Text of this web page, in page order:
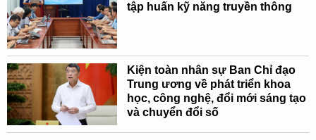
tập huấn kỹ năng truyền thông
Kiện toàn nhân sự Ban Chỉ đạo
Trung ương về phát triển khoa
học, công nghệ, đổi mới sáng tạo
và chuyển đổi số